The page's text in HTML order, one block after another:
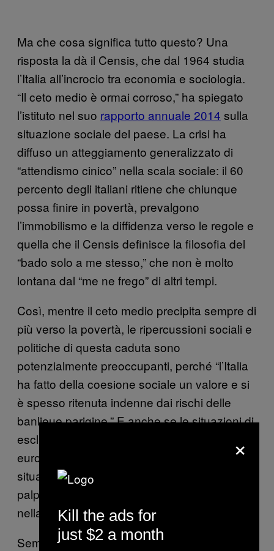
Ma che cosa significa tutto questo? Una
risposta la dà il Censis, che dal 1964 studia
l’Italia all’incrocio tra economia e sociologia.
“Il ceto medio è ormai corroso,” ha spiegato
l’istituto nel suo rapporto annuale 2014 sulla
situazione sociale del paese. La crisi ha
diffuso un atteggiamento generalizzato di
“attendismo cinico” nella scala sociale: il 60
percento degli italiani ritiene che chiunque
possa finire in povertà, prevalgono
l’immobilismo e la diffidenza verso le regole e
quella che il Censis definisce la filosofia del
“bado solo a me stesso,” che non è molto
lontana dal “me ne frego” di altri tempi.
Così, mentre il ceto medio precipita sempre di
più verso la povertà, le ripercussioni sociali e
politiche di questa caduta sono
potenzialmente preoccupanti, perché “l’Italia
ha fatto della coesione sociale un valore e si
è spesso ritenuta indenne dai rischi delle
banlieue parigine.” E anche se le situazioni di
esclusione sociale delle grandi capitali
europee sono ancora lontane dalla
situazione italiana, la tensione sempre più
palpabile nelle periferie italiane agita fantasmi
nella convivenza civile del paese.
Sembra estinguersi così quello che per tutto il
×
Kill the ads for
just $2 a month